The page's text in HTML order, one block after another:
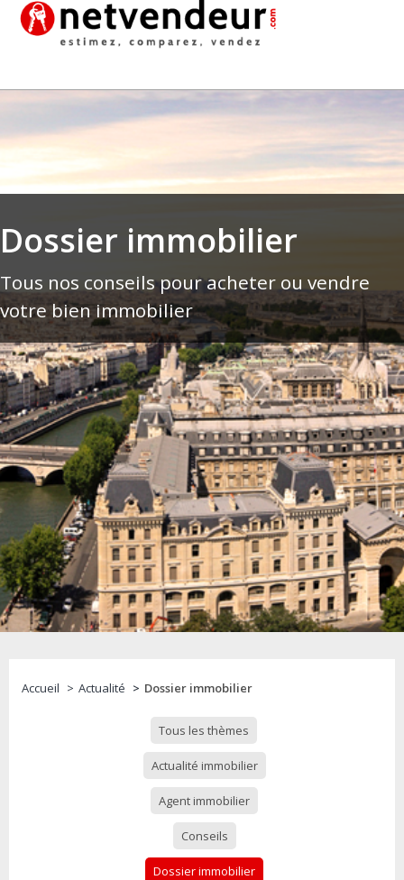
Dossier immobilier
Tous nos conseils pour acheter ou vendre
votre bien immobilier
Accueil Actualité Dossier immobilier
Tous les thèmes
Actualité immobilier
Agent immobilier
Conseils
Dossier immobilier